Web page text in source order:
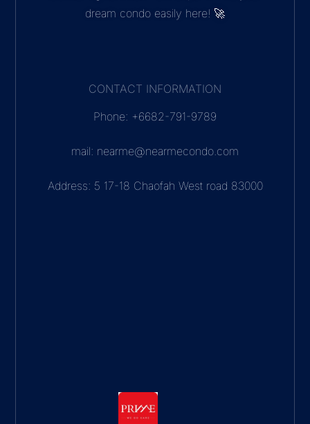
dream condo easily here! 🚀
CONTACT INFORMATION
Phone: +6682-791-9789
mail: nearme@nearmecondo.com
Address: 5 17-18 Chaofah West road 83000